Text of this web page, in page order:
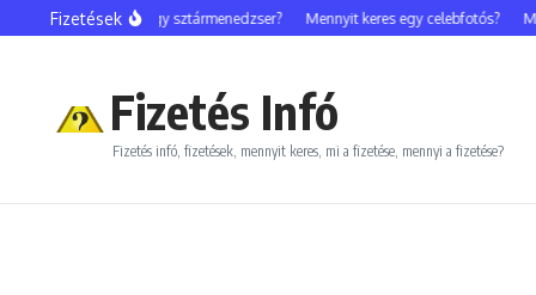
Ugrás a tartalomhoz
Fizetések
Mennyit keres egy sztármenedzser? Mennyit keres egy celebfotós?
Fizetés Infó
Fizetés infó, fizetések, mennyit keres, mi a fizetése, mennyi a fizetése?